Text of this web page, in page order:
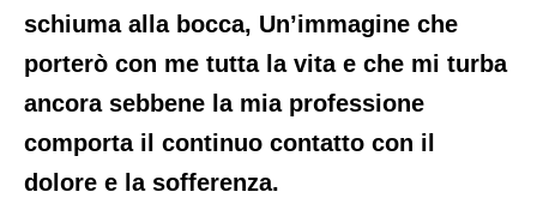
schiuma alla bocca, Un’immagine che
porterò con me tutta la vita e che mi turba
ancora sebbene la mia professione
comporta il continuo contatto con il
dolore e la sofferenza.